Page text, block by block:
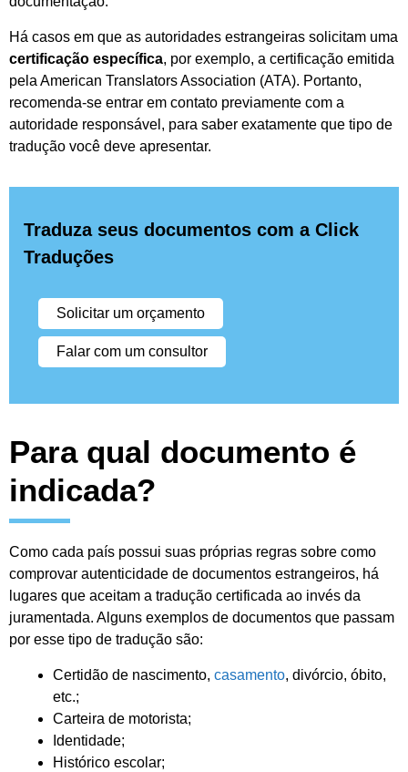
Há casos em que as autoridades estrangeiras solicitam uma
certificação específica, por exemplo, a certificação emitida
pela American Translators Association (ATA). Portanto,
recomenda-se entrar em contato previamente com a
autoridade responsável, para saber exatamente que tipo de
tradução você deve apresentar.
Traduza seus documentos com a Click
Traduções
Solicitar um orçamento
Falar com um consultor
Para qual documento é
indicada?
Como cada país possui suas próprias regras sobre como
comprovar autenticidade de documentos estrangeiros, há
lugares que aceitam a tradução certificada ao invés da
juramentada. Alguns exemplos de documentos que passam
por esse tipo de tradução são:
Certidão de nascimento, casamento, divórcio, óbito,
etc.;
Carteira de motorista;
Identidade;
Histórico escolar;